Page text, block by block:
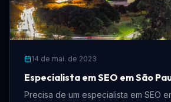
14 de mai. de 2023
Especialista em SEO em São
Precisa de um especialista em SEO